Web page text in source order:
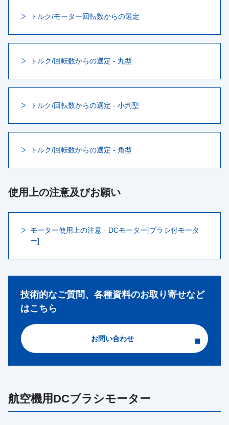
トルク/モーター回転数からの選定
トルク/回転数からの選定 - 丸型
トルク/回転数からの選定 - 小判型
トルク/回転数からの選定 - 角型
使用上の注意及びお願い
モーター使用上の注意 - DCモーター[ブラシ付モータ
ー]
技術的なご質問、各種資料のお取り寄せなど
はこちら
お問い合わせ
航空機用DCブラシモーター